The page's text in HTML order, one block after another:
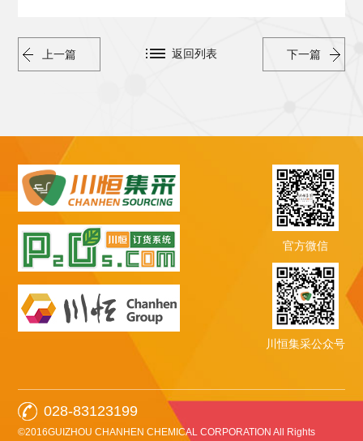
上一篇 下一篇
返回列表
官方微信
川恒集采公众号
028-83123199
©2016GUIZHOU CHANHEN CHEMICAL CORPORATION All Rights